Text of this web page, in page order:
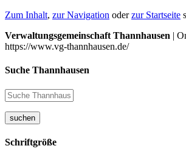
Zum Inhalt, zur Navigation oderzur Startseite
Verwaltungsgemeinschaft Thannhausen |
https://www.vg-thannhausen.de/
Suche Thannhausen
suchen
Schriftgröße